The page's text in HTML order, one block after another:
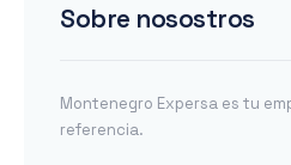
Sobre nosostros
Montenegro Expersa es tu
referencia.